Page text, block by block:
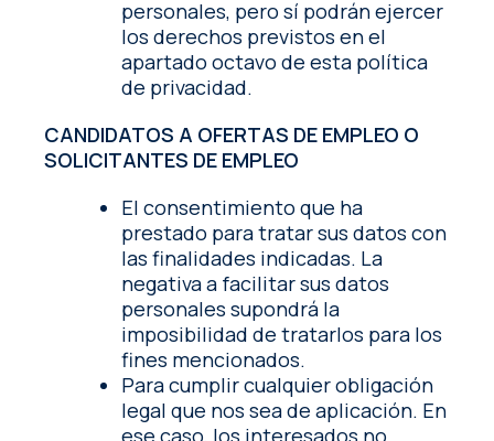
personales, pero sí podrán ejercer
los derechos previstos en el
apartado octavo de esta política
de privacidad.
CANDIDATOS A OFERTAS DE EMPLEO O
SOLICITANTES DE EMPLEO
El consentimiento que ha
prestado para tratar sus datos con
las finalidades indicadas. La
negativa a facilitar sus datos
personales supondrá la
imposibilidad de tratarlos para los
fines mencionados.
Para cumplir cualquier obligación
legal que nos sea de aplicación. En